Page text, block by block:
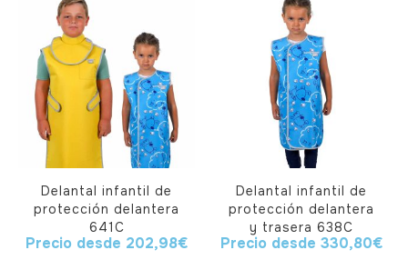
Delantal infantil de
protección delantera
641C
Precio desde 202,98€
Delantal infantil de
protección delantera
y trasera 638C
Precio desde 330,80€